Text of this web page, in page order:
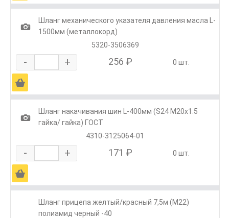
1
Шланг механического указателя давления масла L-
1500мм (металлокорд)
5320-3506369
- + 256 ₽ 0 шт.
Ä
1
Шланг накачивания шин L-400мм (S24 М20х1.5
гайка/ гайка) ГОСТ
4310-3125064-01
- + 171 ₽ 0 шт.
Ä
Шланг прицепа желтый/красный 7,5м (М22)
полиамид черный -40